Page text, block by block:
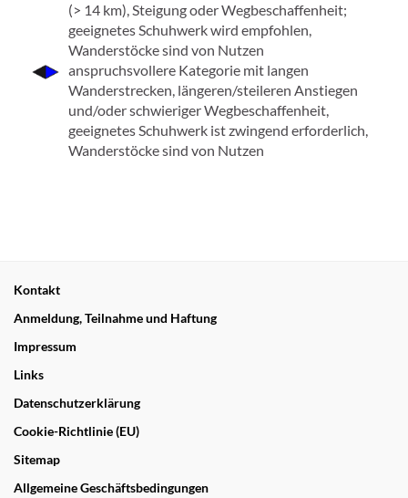
(> 14 km), Steigung oder Wegbeschaffenheit;
geeignetes Schuhwerk wird empfohlen,
Wanderstöcke sind von Nutzen
anspruchsvollere Kategorie mit langen
Wanderstrecken, längeren/steileren Anstiegen
und/oder schwieriger Wegbeschaffenheit,
geeignetes Schuhwerk ist zwingend erforderlich,
Wanderstöcke sind von Nutzen
Kontakt
Anmeldung, Teilnahme und Haftung
Impressum
Links
Datenschutzerklärung
Cookie-Richtlinie (EU)
Sitemap
Allgemeine Geschäftsbedingungen